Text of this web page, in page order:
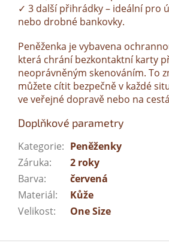
✓ 3 další přihrádky – ideální pro
nebo drobné bankovky.
Peněženka je vybavena
která chrání bezkontaktní karty
neoprávněným skenováním. To
můžete cítit bezpečně v každé
ve veřejné dopravě nebo na
Doplňkové parametry
Kategorie: Peněženky
Záruka:
2 roky
Barva:
červená
Materiál:
Kůže
Velikost: One Size